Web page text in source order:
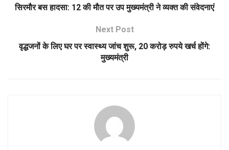
सिरमौर बस हादसा: 12 की मौत पर उप मुख्यमंत्री ने व्यक्त की संवेदनाएं
Next Post
वृद्धजनों के लिए घर पर स्वास्थ्य जांच शुरू, 20 करोड़ रुपये खर्च होंगे:
मुख्यमंत्री